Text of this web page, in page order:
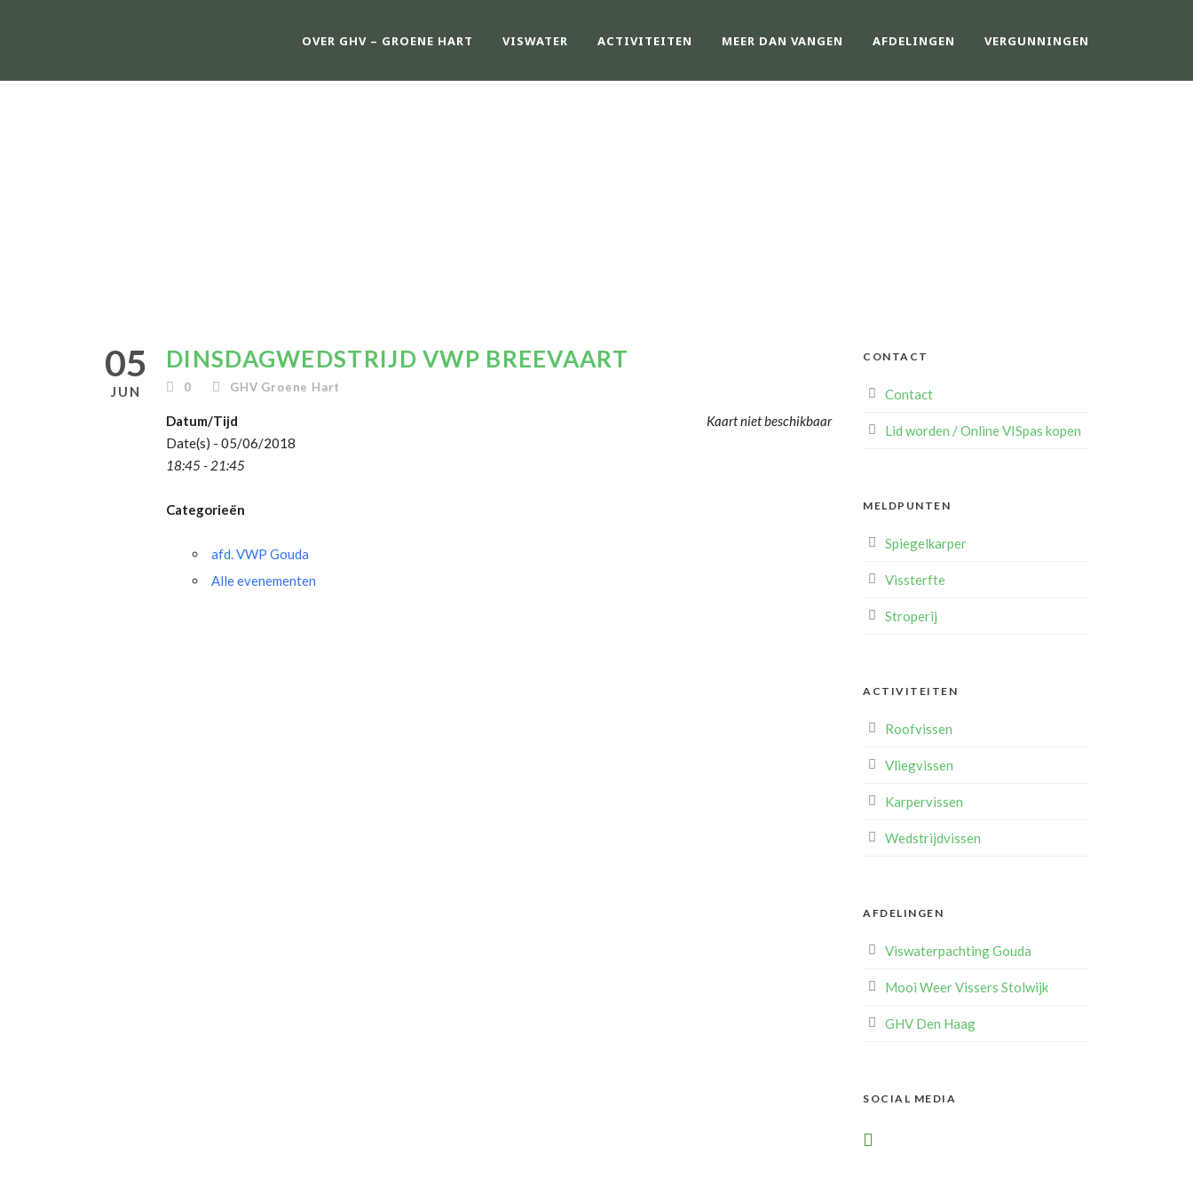
OVER GHV – GROENE HART VISWATER ACTIVITEITEN MEER DAN VANGEN AFDELINGEN VERGUNNINGEN
05
JUN
DINSDAGWEDSTRIJD VWP BREEVAART
0 GHV Groene Hart
Kaart niet beschikbaar
Datum/Tijd
Date(s) - 05/06/2018
18:45 - 21:45
Categorieën
afd. VWP Gouda
Alle evenementen
CONTACT
Contact
Lid worden / Online VISpas kopen
MELDPUNTEN
Spiegelkarper
Vissterfte
Stroperij
ACTIVITEITEN
Roofvissen
Vliegvissen
Karpervissen
Wedstrijdvissen
AFDELINGEN
Viswaterpachting Gouda
Mooi Weer Vissers Stolwijk
GHV Den Haag
SOCIAL MEDIA